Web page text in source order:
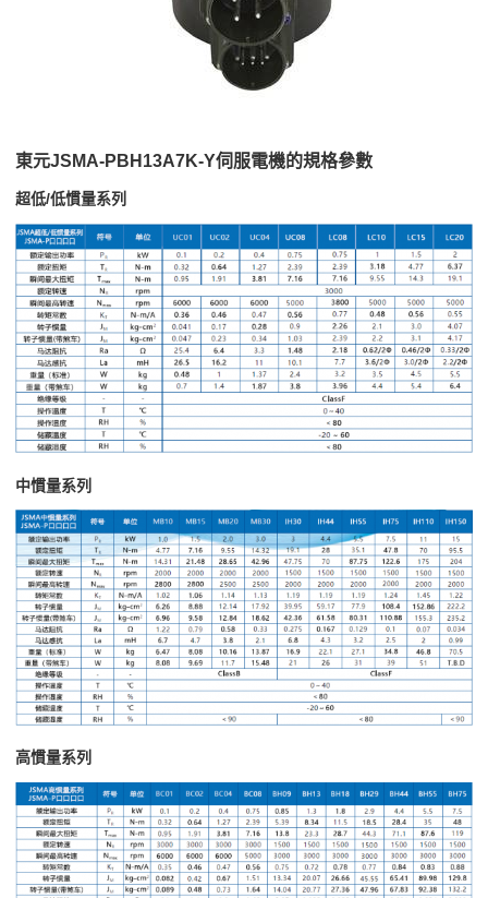
東元JSMA-PBH13A7K-Y伺服電機的規格參數
超低/低慣量系列
中慣量系列
高慣量系列